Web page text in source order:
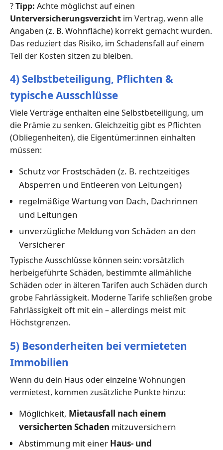
?Tipp: Achte möglichst auf einen
Unterversicherungsverzicht im Vertrag, wenn alle
Angaben (z. B. Wohnfläche) korrekt gemacht wurden.
Das reduziert das Risiko, im Schadensfall auf einem
Teil der Kosten sitzen zu bleiben.
4) Selbstbeteiligung, Pflichten &
typische Ausschlüsse
Viele Verträge enthalten eine Selbstbeteiligung, um
die Prämie zu senken. Gleichzeitig gibt es Pflichten
(Obliegenheiten), die Eigentümer:innen einhalten
müssen:
Schutz vor Frostschäden (z. B. rechtzeitiges
Absperren und Entleeren von Leitungen)
regelmäßige Wartung von Dach, Dachrinnen
und Leitungen
unverzügliche Meldung von Schäden an den
Versicherer
Typische Ausschlüsse können sein: vorsätzlich
herbeigeführte Schäden, bestimmte allmähliche
Schäden oder in älteren Tarifen auch Schäden durch
grobe Fahrlässigkeit. Moderne Tarife schließen grobe
Fahrlässigkeit oft mit ein – allerdings meist mit
Höchstgrenzen.
5) Besonderheiten bei vermieteten
Immobilien
Wenn du dein Haus oder einzelne Wohnungen
vermietest, kommen zusätzliche Punkte hinzu:
Möglichkeit, Mietausfall nach einem
versicherten Schaden mitzuversichern
Abstimmung mit einer Haus- und